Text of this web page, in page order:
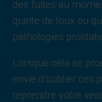
des fuites au
quinte de toux ou
pathologies
Lorsque cela se
envie d’oublier ces
reprendre votre